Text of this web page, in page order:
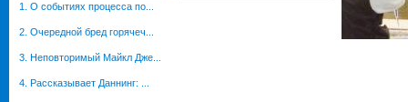
1. О событиях процесса по...
2. Очередной бред горячеч...
3. Неповторимый Майкл Дже...
4. Рассказывает Даннинг: ...